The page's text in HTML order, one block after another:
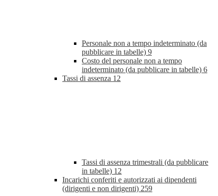
Personale non a tempo indeterminato (da
pubblicare in tabelle) 9
Costo del personale non a tempo
indeterminato (da pubblicare in tabelle) 6
Tassi di assenza 12
Tassi di assenza trimestrali (da pubblicare
in tabelle) 12
Incarichi conferiti e autorizzati ai dipendenti
(dirigenti e non dirigenti) 259